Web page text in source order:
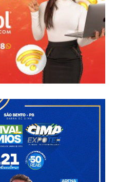
em um momento importante
o G-4 do Grupo 3 e avançar
está na Cidade Sorriso e pode
em partida contra o Potiguar.
PB
Nael Sousa